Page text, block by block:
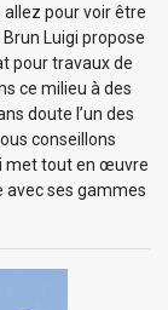
pour voir être
Luigi propose
pour travaux de
ce milieu à des
doute l’un des
conseillons
met tout en œuvre
avec ses gammes